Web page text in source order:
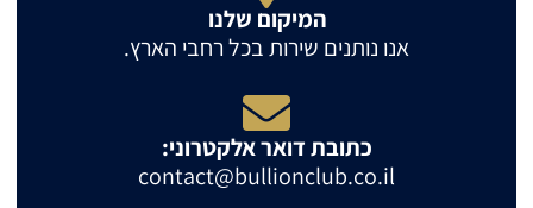
המיקום שלנו
אנו נותנים שירות בכל רחבי הארץ.
כתובת דואר אלקטרוני:
contact@bullionclub.co.il